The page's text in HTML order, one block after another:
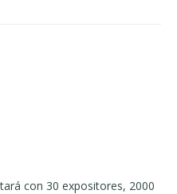
con 30 expositores, 2000